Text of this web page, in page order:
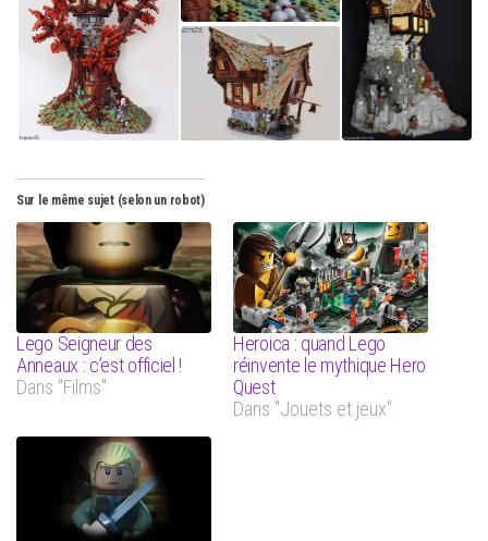
Sur le même sujet (selon un robot)
Lego Seigneur des
Anneaux : c’est officiel !
Dans "Films"
Heroica : quand Lego
réinvente le mythique Hero
Quest
Dans "Jouets et jeux"